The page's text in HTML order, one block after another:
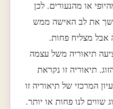
או מהנעורים. לכן
ועד מנהלים בן 45 מושך את לב האישה ממש
אבל מצליח פחות.
תיאוריה משל עצמה
תיאוריה זו נקראת
המרכזי של תיאוריה זו
שווים לנו פחות או יותר.